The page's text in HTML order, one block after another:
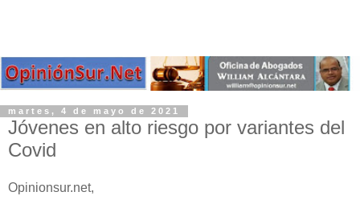
martes, 4 de mayo de 2021
Jóvenes en alto riesgo por variantes del
Covid
Opinionsur.net,